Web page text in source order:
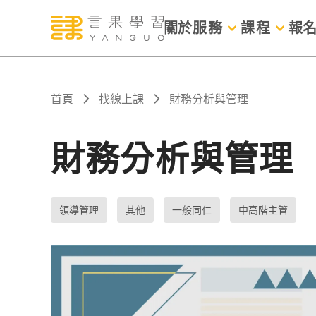
關於服務 課程 報
首頁 找線上課 財務分析與管理
財務分析與管理
領導管理 其他 一般同仁 中高階主管